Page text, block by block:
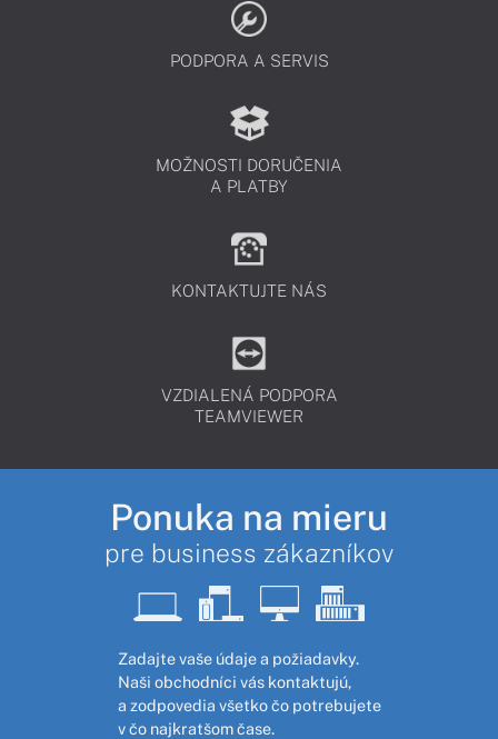
PODPORA A SERVIS
MOŽNOSTI DORUČENIA
A PLATBY
KONTAKTUJTE NÁS
VZDIALENÁ PODPORA
TEAMVIEWER
Ponuka na mieru
pre business zákazníkov
Zadajte vaše údaje a požiadavky.
Naši obchodníci vás kontaktujú,
a zodpovedia všetko čo potrebujete
v čo najkratšom čase.